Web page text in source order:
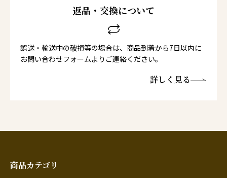
返品・交換について
誤送・輸送中の破損等の場合は、商品到着から7日以内に
お問い合わせフォームよりご連絡ください。
詳しく見る
商品カテゴリ